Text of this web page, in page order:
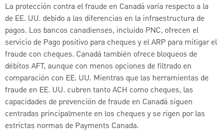
La protección contra el fraude en Canadá varía respecto a la
de EE. UU. debido a las diferencias en la infraestructura de
pagos. Los bancos canadienses, incluido PNC, ofrecen el
servicio de Pago positivo para cheques y el ARP para mitigar el
fraude con cheques. Canadá también ofrece bloqueos de
débitos AFT, aunque con menos opciones de filtrado en
comparación con EE. UU. Mientras que las herramientas de
fraude en EE. UU. cubren tanto ACH como cheques, las
capacidades de prevención de fraude en Canadá siguen
centradas principalmente en los cheques y se rigen por las
estrictas normas de Payments Canada.